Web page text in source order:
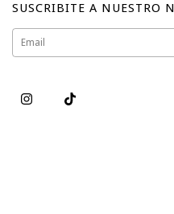
SUSCRIBITE A NUESTRO